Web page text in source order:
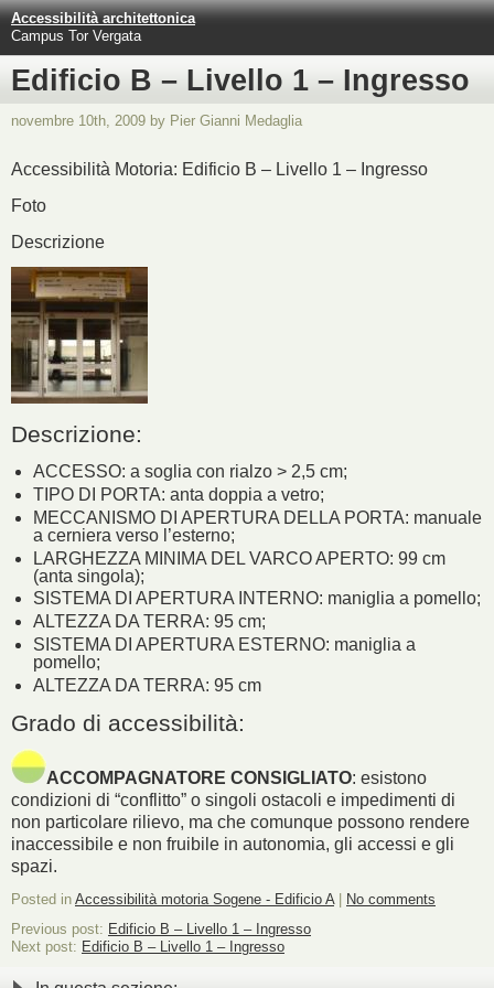
Accessibilità architettonica
Campus Tor Vergata
Edificio B – Livello 1 – Ingresso
novembre 10th, 2009 by Pier Gianni Medaglia
Accessibilità Motoria: Edificio B – Livello 1 – Ingresso
Foto
Descrizione
Descrizione:
ACCESSO: a soglia con rialzo > 2,5 cm;
TIPO DI PORTA: anta doppia a vetro;
MECCANISMO DI APERTURA DELLA PORTA: manuale
a cerniera verso l’esterno;
LARGHEZZA MINIMA DEL VARCO APERTO: 99 cm
(anta singola);
SISTEMA DI APERTURA INTERNO: maniglia a pomello;
ALTEZZA DA TERRA: 95 cm;
SISTEMA DI APERTURA ESTERNO: maniglia a
pomello;
ALTEZZA DA TERRA: 95 cm
Grado di accessibilità:
ACCOMPAGNATORE CONSIGLIATO: esistono
condizioni di “conflitto” o singoli ostacoli e impedimenti di
non particolare rilievo, ma che comunque possono rendere
inaccessibile e non fruibile in autonomia, gli accessi e gli
spazi.
Posted in Accessibilità motoria Sogene - Edificio A|
No comments
Previous post: Edificio B – Livello 1 – Ingresso
Next post: Edificio B – Livello 1 – Ingresso